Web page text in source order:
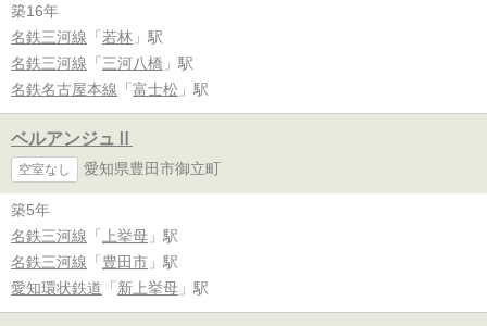
築16年
名鉄三河線 「 若林 」駅
名鉄三河線 「 三河八橋 」駅
名鉄名古屋本線 「 富士松 」駅
ベルアンジュⅡ
空室なし 愛知県豊田市御立町
築5年
名鉄三河線 「 上挙母 」駅
名鉄三河線 「 豊田市 」駅
愛知環状鉄道 「 新上挙母 」駅